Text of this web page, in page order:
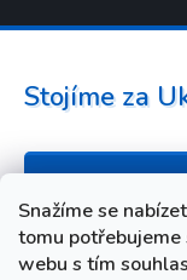
Snažíme se
tomu potřebujeme
webu s tím
Stojíme za